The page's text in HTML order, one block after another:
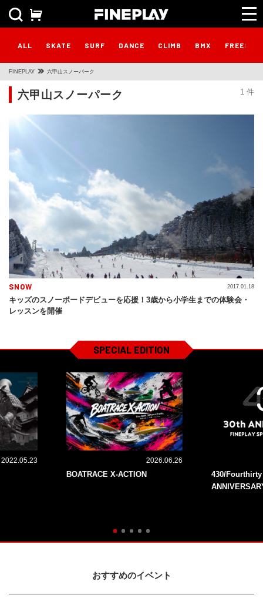
ALL SKATE SURF DANCE CLIMB BMX
FINEPLAY 六甲山スノーパーク
1 件
六甲山スノーパーク
SNOW
キッズのスノーボードデビューを応援！3歳から小学生までの体験会・
レッスンを開催
2017.01.18
SPECIAL EDITION
2022.05.23 2026.06.26
BOATRACE X-ACTION
430/
おすすめのイベント